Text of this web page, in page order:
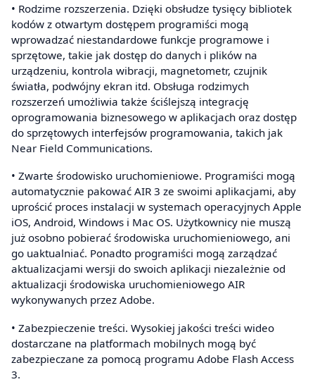
• Rodzime rozszerzenia. Dzięki obsłudze tysięcy bibliotek
kodów z otwartym dostępem programiści mogą
wprowadzać niestandardowe funkcje programowe i
sprzętowe, takie jak dostęp do danych i plików na
urządzeniu, kontrola wibracji, magnetometr, czujnik
światła, podwójny ekran itd. Obsługa rodzimych
rozszerzeń umożliwia także ściślejszą integrację
oprogramowania biznesowego w aplikacjach oraz dostęp
do sprzętowych interfejsów programowania, takich jak
Near Field Communications.
• Zwarte środowisko uruchomieniowe. Programiści mogą
automatycznie pakować AIR 3 ze swoimi aplikacjami, aby
uprościć proces instalacji w systemach operacyjnych Apple
iOS, Android, Windows i Mac OS. Użytkownicy nie muszą
już osobno pobierać środowiska uruchomieniowego, ani
go uaktualniać. Ponadto programiści mogą zarządzać
aktualizacjami wersji do swoich aplikacji niezależnie od
aktualizacji środowiska uruchomieniowego AIR
wykonywanych przez Adobe.
• Zabezpieczenie treści. Wysokiej jakości treści wideo
dostarczane na platformach mobilnych mogą być
zabezpieczane za pomocą programu Adobe Flash Access
3.